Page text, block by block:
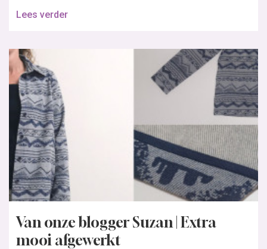
Lees verder
Van onze blogger Suzan | Extra
mooi afgewerkt